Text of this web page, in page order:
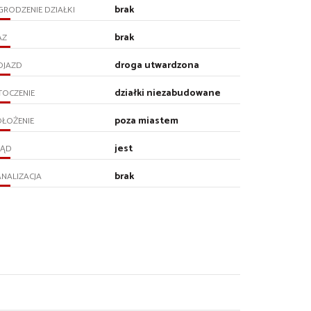
DZIAŁKI brak
brak
droga utwardzona
działki niezabudowane
poza miastem
jest
brak